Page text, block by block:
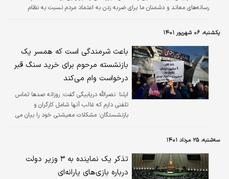
رسانه‌‌‌های معاند و دشمنان ما برای ضربه زدن به اعتماد مردم نسبت به نظام
آسیبی به اعتماد مردم و چنین ضربه‌‌‌ای به نظام بزنند. به گزارش روابط عمومی فولاد
مبارکه، محمدیاسر طیب‌‌‌نیا مدیرعامل شرکت فولاد مبارکه در جمع کارکنان این شرکت
اظهار کرد: بیش از ۵۰‌درصد از محتواهای توییتر و نظرات…
یکشنبه، ۰۶ شهریور ۱۴۰۱
باعث شرمندگی است که همسر یک
بازنشسته مرحوم برای خرید سنگ قبر
درخواست وام می‌کند
ایلنا: نصرالله دریابیگی گفت: روزانه صدها تماس
تلفنی دارم که غالب آنها شامل کارگران و
بازنشستگان؛ مشکلات معیشتی خود را بیان می
سه‌شنبه، ۲۵ مرداد ۱۴۰۱
تذکر یک نماینده به ۳ وزیر دولت
درباره بازی‌های یارانه‌ای